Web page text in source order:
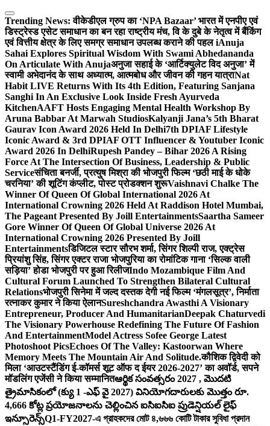
Skip
to
content
Trending News: वीकेडीएल ग्रुप का ‘NPA Bazaar’ भारत में एनपीए एवं
डिस्ट्रेस्ड एसेट समाधान का बन रहा राष्ट्रीय मंच, वि के दुबे के नेतृत्व में बैंकिंग
एवं वित्तीय क्षेत्र के लिए समग्र समाधान उपलब्ध कराने की पहल iAnuja
Sahai Explores Spiritual Wisdom With Swami Abhedananda
On Articulate With Anujaअनुजा सहाई के ‘आर्टिक्युलेट विद अनुजा’ में
स्वामी अभेदानंद के साथ अध्यात्म, आत्मबोध और जीवन की गहन यात्राNat
Habit LIVE Returns With Its 4th Edition, Featuring Sanjana
Sanghi In An Exclusive Look Inside Fresh Ayurveda
KitchenAAFT Hosts Engaging Mental Health Workshop By
Aruna Babbar At Marwah StudiosKalyanji Jana’s 5th Bharat
Gaurav Icon Award 2026 Held In Delhi7th DPIAF Lifestyle
Iconic Award & 3rd DPIAF OTT Influencer & Youtuber Iconic
Award 2026 In DelhiRupesh Pandey – Bihar 2026 A Rising
Force At The Intersection Of Business, Leadership & Public
Serviceसंचिता बनर्जी, प्रत्युष मिश्रा की भोजपुरी फिल्म ‘छठी माई के धोके
चरनिया’ की शूटिंग कंप्लीट, पोस्ट प्रोडक्शन शुरूVaishnavi Chalke The
Winner Of Queen Of Global International 2026 At
International Crowning 2026 Held At Raddison Hotel Mumbai,
The Pageant Presented By Joill EntertainmentsSaartha Sameer
Gore Winner Of Queen Of Global Universe 2026 At
International Crowning 2026 Presented By Joill
Entertainmentsडिजिटल स्टार सौरभ शर्मा, सिंगर शिल्पी राज, एक्ट्रेस
प्रियांशु सिंह, सिंगर एक्टर राजा भोजपुरिया का रोमांटिक गाना ‘सिल्क वाली
सड़िया’ होडा भोजपुरी पर हुआ रिलीजIndo Mozambique Film And
Cultural Forum Launched To Strengthen Bilateral Cultural
Relationsभोजपुरी सिनेमा में जल्द दस्तक देगी नई फिल्म ‘मंगलसूत्र’, निर्माता
रत्नाकर कुमार ने किया ऐलानSureshchandra Awasthi A Visionary
Entrepreneur, Producer And HumanitarianDeepak Chaturvedi
The Visionary Powerhouse Redefining The Future Of Fashion
And EntertainmentModel Actress Sofee George Latest
Photoshoot PicsEchoes Of The Valley: Kastoorwan Where
Memory Meets The Mountain Air And Solitude.कौशिक द्विवेदी को
मिला ‘आउटस्टैंडिंग ई-कॉमर्स शूट ऑफ द ईयर 2026-2027’ का अवॉर्ड, सपने
मॉडलिंग एजेंसी ने किया सम्मानितఆర్థిక సంవత్సరం 2027 , మొదటి
త్రైమాసికంలో (క్యు 1 -ఎఫ్ వై 2027) వినియోగదారులకు మొత్తం రూ.
4,666 కోట్ల ప్రయోజనాలను చెల్లించిన ఐసిఐసిఐ ప్రుడెన్షియల్ లైఫ్
ఇన్సూరెన్స్Q1-FY2027-এ গ্রাহকদের মোট ৪,৬৬৬ কোটি টাকার সুবিধা প্রদান